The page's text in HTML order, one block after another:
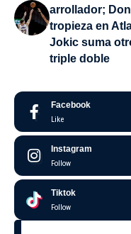
arrollador;
tropieza en
Jokic suma
triple doble
Facebook
Like
Instagram
Follow
Tiktok
Follow